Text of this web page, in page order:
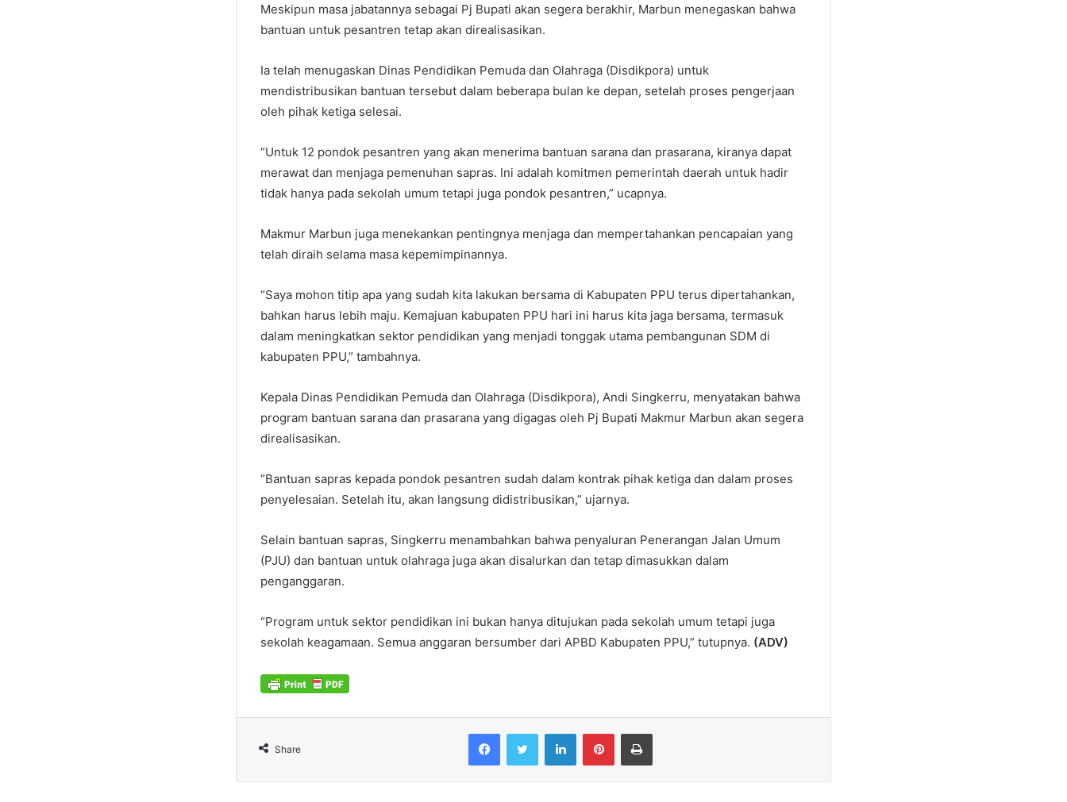
Meskipun masa jabatannya sebagai Pj Bupati akan segera berakhir, Marbun menegaskan bahwa
bantuan untuk pesantren tetap akan direalisasikan.
Ia telah menugaskan Dinas Pendidikan Pemuda dan Olahraga (Disdikpora) untuk
mendistribusikan bantuan tersebut dalam beberapa bulan ke depan, setelah proses pengerjaan
oleh pihak ketiga selesai.
“Untuk 12 pondok pesantren yang akan menerima bantuan sarana dan prasarana, kiranya dapat
merawat dan menjaga pemenuhan sapras. Ini adalah komitmen pemerintah daerah untuk hadir
tidak hanya pada sekolah umum tetapi juga pondok pesantren,” ucapnya.
Makmur Marbun juga menekankan pentingnya menjaga dan mempertahankan pencapaian yang
telah diraih selama masa kepemimpinannya.
“Saya mohon titip apa yang sudah kita lakukan bersama di Kabupaten PPU terus dipertahankan,
bahkan harus lebih maju. Kemajuan kabupaten PPU hari ini harus kita jaga bersama, termasuk
dalam meningkatkan sektor pendidikan yang menjadi tonggak utama pembangunan SDM di
kabupaten PPU,” tambahnya.
Kepala Dinas Pendidikan Pemuda dan Olahraga (Disdikpora), Andi Singkerru, menyatakan bahwa
program bantuan sarana dan prasarana yang digagas oleh Pj Bupati Makmur Marbun akan segera
direalisasikan.
“Bantuan sapras kepada pondok pesantren sudah dalam kontrak pihak ketiga dan dalam proses
penyelesaian. Setelah itu, akan langsung didistribusikan,” ujarnya.
Selain bantuan sapras, Singkerru menambahkan bahwa penyaluran Penerangan Jalan Umum
(PJU) dan bantuan untuk olahraga juga akan disalurkan dan tetap dimasukkan dalam
penganggaran.
“Program untuk sektor pendidikan ini bukan hanya ditujukan pada sekolah umum tetapi juga
sekolah keagamaan. Semua anggaran bersumber dari APBD Kabupaten PPU,” tutupnya. (ADV)
Share
FacebookTwitter LinkedInPinterestPrint